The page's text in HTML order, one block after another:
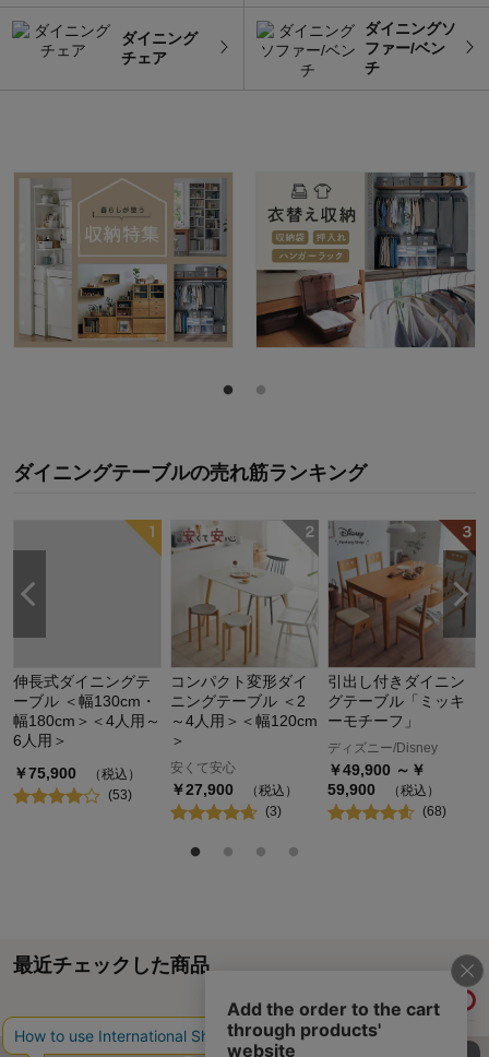
ダイニング
チェア
ダイニングソ
ファー/ベン
チ
ダイニングテーブルの売れ筋ランキング
伸長式ダイニングテ
ーブル ＜幅130cm・
幅180cm＞＜4人用～
6人用＞
￥75,900
（税込）
(53)
コンパクト変形ダイ
ニングテーブル ＜2
～4人用＞＜幅120cm
＞
安くて安心
￥27,900
（税込）
(3)
引出し付きダイニン
グテーブル「ミッキ
ーモチーフ」
ディズニー/Disney
￥49,900 ～￥
59,900
（税込）
(68)
最近チェックした商品
履歴情報を残す